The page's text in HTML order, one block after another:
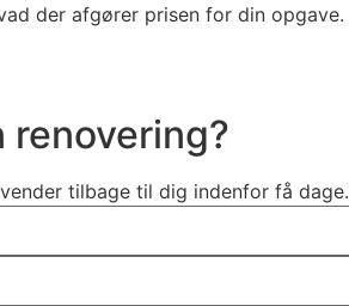
der afgører prisen for din opgave.
tilbage til dig indenfor få dage.